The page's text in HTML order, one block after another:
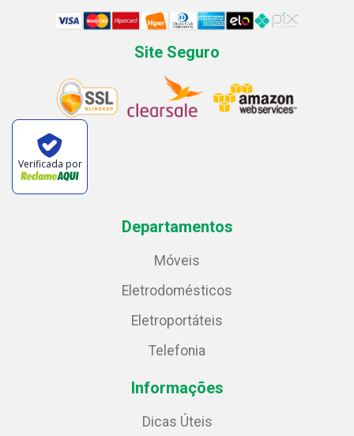
Site Seguro
Verificada por
Departamentos
Móveis
Eletrodomésticos
Eletroportáteis
Telefonia
Informações
Dicas Úteis